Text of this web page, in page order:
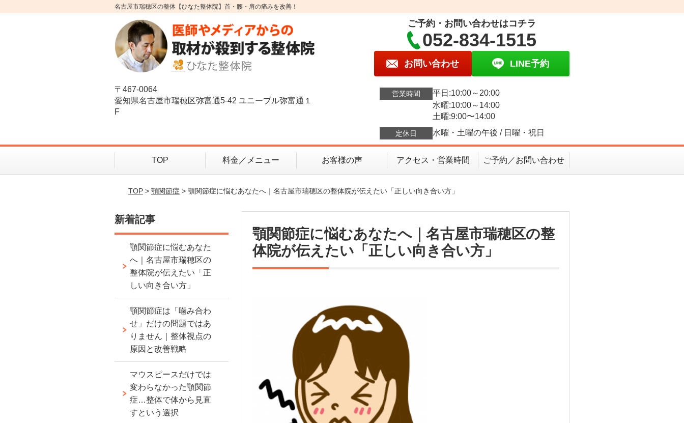
名古屋市瑞穂区の整体【ひなた整体院】首・腰・肩の痛みを改善！
〒467-0064
愛知県名古屋市瑞穂区弥富通5-42 ユニーブル弥富通１
F
ご予約・お問い合わせはコチラ
052-834-1515
お問い合わせ LINE予約
営業時間
平日:10:00～20:00
水曜:10:00～14:00
土曜:9:00〜14:00
定休日 水曜・土曜の午後 / 日曜・祝日
TOP 料金／メニュー お客様の声 アクセス・営業時間 ご予約／お問い合わせ
TOP> 顎関節症 > 顎関節症に悩むあなたへ｜名古屋市瑞穂区の整体院が伝えたい「正しい向き合い方」
顎関節症に悩むあなたへ｜名古屋市瑞穂区の整
体院が伝えたい「正しい向き合い方」
新着記事
顎関節症に悩むあなた
へ｜名古屋市瑞穂区の
整体院が伝えたい「正
しい向き合い方」
顎関節症は「噛み合わ
せ」だけの問題ではあ
りません｜整体視点の
原因と改善戦略
マウスピースだけでは
変わらなかった顎関節
症…整体で体から見直
すという選択